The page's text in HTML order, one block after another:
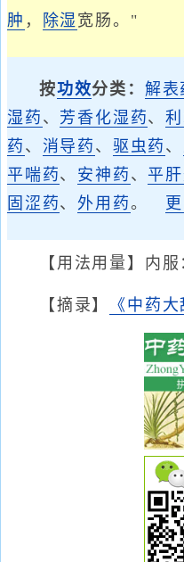
肿 ， 除湿 宽肠。"
按功效分类： 解表
湿药 、 芳香化湿药、
药 、 消导药 、 驱虫药 、
平喘药、 安神药 、 平
固涩药、外用药。
【用法用量】内
【摘录】 《中药大